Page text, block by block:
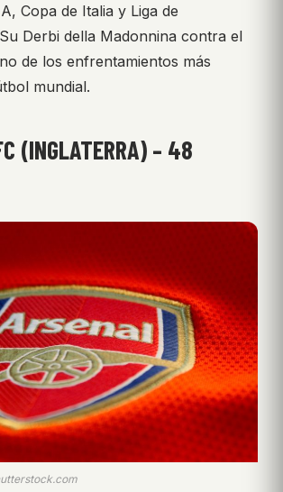
Copa de Italia y Liga de
Derbi della Madonnina contra el
de los enfrentamientos más
mundial.
(INGLATERRA) – 48